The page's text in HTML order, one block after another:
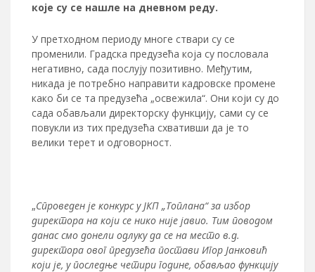
које су се нашле на дневном реду.
У претходном периоду многе ствари су се
променили. Градска предузећа која су пословала
негативно, сада послују позитивно. Међутим,
никада је потребно направити кадровске промене
како би се та предузећа „освежила“. Они који су до
сада обављали директорску функцију, сами су се
повукли из тих предузећа схвативши да је то
велики терет и одговорност.
„Спроведен је конкурс у ЈКП „Топлана“ за избор
директора на који се нико није јавио. Тим поводом
данас смо донели одлуку да се на место в.д.
директора овог предузећа постави Игор Јанковић
који је, у последње четири године, обављао функцију